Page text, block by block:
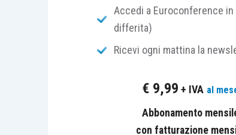
chiarezza degli atti di parte.
spese processuali
è finalizzato allacompleta
Accedi a Euroconference
differita)
Ricevi ogni mattina la
€ 9,99 + IVA al
Abbonamento
con fatturazione